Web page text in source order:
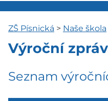
ZŠ Písnická > Naše škola
Výroční
Seznam